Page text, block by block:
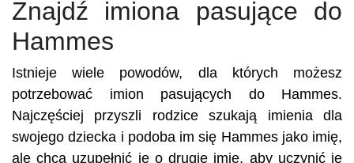
Znajdź imiona pasujące do
Hammes
Istnieje wiele powodów, dla których możesz
potrzebować imion pasujących do Hammes.
Najczęściej przyszli rodzice szukają imienia dla
swojego dziecka i podoba im się Hammes jako imię,
ale chcą uzupełnić je o drugie imię, aby uczynić je